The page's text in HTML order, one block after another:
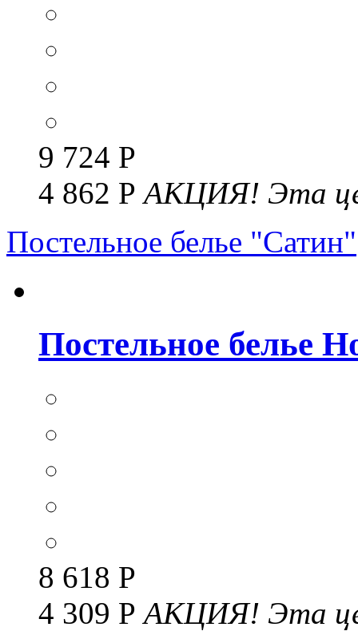
9 724 Р
4 862 РАКЦИЯ! Эта
Постельное белье "Сатин"
Постельное белье
8 618 Р
4 309 РАКЦИЯ! Эта